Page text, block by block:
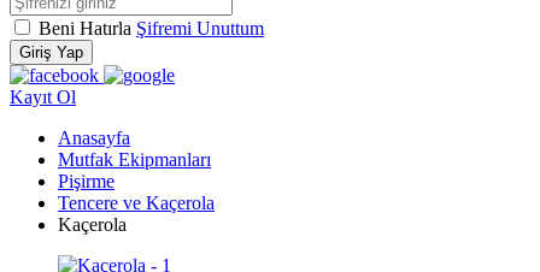
Beni Hatırla Şifremi Unuttum
Giriş Yap
Kayıt Ol
Anasayfa
Mutfak Ekipmanları
Pişirme
Tencere ve Kaçerola
Kaçerola